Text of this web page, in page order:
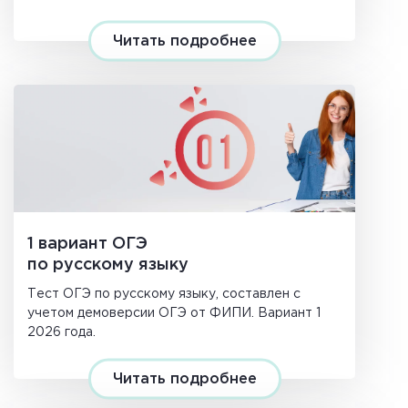
Читать подробнее
1 вариант ОГЭ
по русскому языку
Тест ОГЭ по русскому языку, составлен с
учетом демоверсии ОГЭ от ФИПИ. Вариант 1
2026 года.
Читать подробнее